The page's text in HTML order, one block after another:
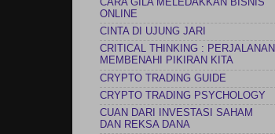
CARA GILA MELEDAKKAN BISNIS
ONLINE
CINTA DI UJUNG JARI
CRITICAL THINKING : PERJALANAN
MEMBENAHI PIKIRAN KITA
CRYPTO TRADING GUIDE
CRYPTO TRADING PSYCHOLOGY
CUAN DARI INVESTASI SAHAM
DAN REKSA DANA